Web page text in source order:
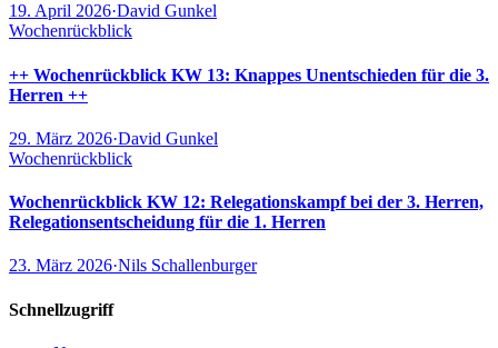
19. April 2026·David Gunkel
Wochenrückblick
++ Wochenrückblick KW 13: Knappes Unentschieden für die 3.
Herren ++
29. März 2026·David Gunkel
Wochenrückblick
Wochenrückblick KW 12: Relegationskampf bei der 3. Herren,
Relegationsentscheidung für die 1. Herren
23. März 2026·Nils Schallenburger
Schnellzugriff